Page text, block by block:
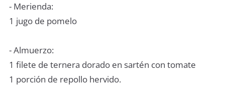
- Merienda:
1 jugo de pomelo
- Almuerzo:
1 filete de ternera dorado en sartén con tomate
1 porción de repollo hervido.